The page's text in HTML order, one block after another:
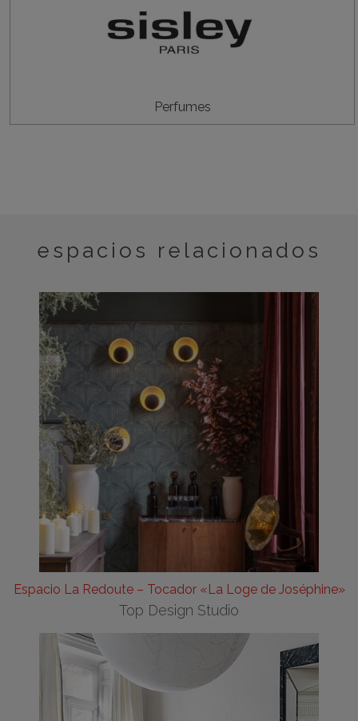
Perfumes
espacios relacionados
Espacio La Redoute – Tocador «La Loge de Joséphine»
Top Design Studio